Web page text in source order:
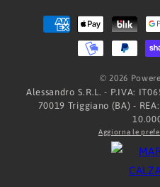
© 2026
Alessandro S.R.L. - P.IVA:
70019 Triggiano (BA) -
Aggiorna le